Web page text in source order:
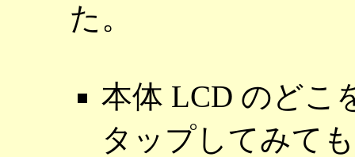
た。
本体 LCD のどこ
タップしてみても